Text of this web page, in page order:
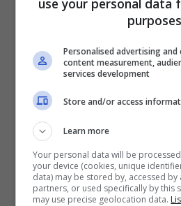
Basta l’app e non
MD, poi, si otterràanche
un Bonus di benvenuto di 5
Personalised advertising
content measurement,
services development
Store and/or access
Learn more
Your personal data will be
your device (cookies, unique
data) may be stored by, accessed
partners, or used specifically by this
may use precise geolocation data.